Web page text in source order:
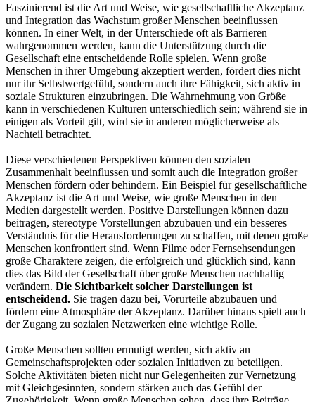
Faszinierend ist die Art und Weise, wie gesellschaftliche Akzeptanz
und Integration das Wachstum großer Menschen beeinflussen
können. In einer Welt, in der Unterschiede oft als Barrieren
wahrgenommen werden, kann die Unterstützung durch die
Gesellschaft eine entscheidende Rolle spielen. Wenn große
Menschen in ihrer Umgebung akzeptiert werden, fördert dies nicht
nur ihr Selbstwertgefühl, sondern auch ihre Fähigkeit, sich aktiv in
soziale Strukturen einzubringen. Die Wahrnehmung von Größe
kann in verschiedenen Kulturen unterschiedlich sein; während sie in
einigen als Vorteil gilt, wird sie in anderen möglicherweise als
Nachteil betrachtet.
Diese verschiedenen Perspektiven können den sozialen
Zusammenhalt beeinflussen und somit auch die Integration großer
Menschen fördern oder behindern. Ein Beispiel für gesellschaftliche
Akzeptanz ist die Art und Weise, wie große Menschen in den
Medien dargestellt werden. Positive Darstellungen können dazu
beitragen, stereotype Vorstellungen abzubauen und ein besseres
Verständnis für die Herausforderungen zu schaffen, mit denen große
Menschen konfrontiert sind. Wenn Filme oder Fernsehsendungen
große Charaktere zeigen, die erfolgreich und glücklich sind, kann
dies das Bild der Gesellschaft über große Menschen nachhaltig
verändern. Die Sichtbarkeit solcher Darstellungen ist
entscheidend. Sie tragen dazu bei, Vorurteile abzubauen und
fördern eine Atmosphäre der Akzeptanz. Darüber hinaus spielt auch
der Zugang zu sozialen Netzwerken eine wichtige Rolle.
Große Menschen sollten ermutigt werden, sich aktiv an
Gemeinschaftsprojekten oder sozialen Initiativen zu beteiligen.
Solche Aktivitäten bieten nicht nur Gelegenheiten zur Vernetzung
mit Gleichgesinnten, sondern stärken auch das Gefühl der